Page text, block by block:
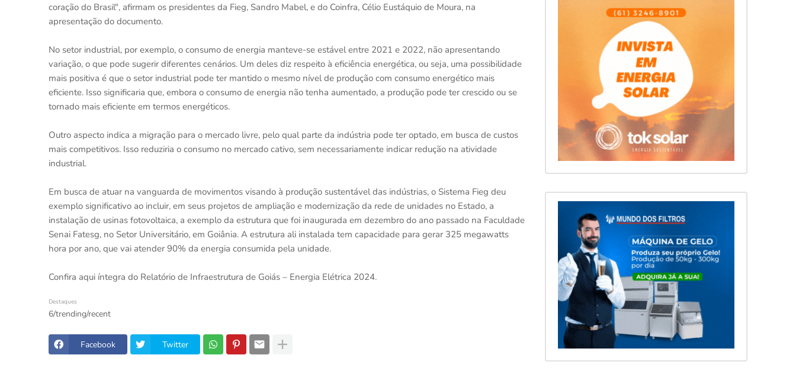
coração do Brasil", afirmam os presidentes da Fieg, Sandro Mabel, e do Coinfra, Célio Eustáquio de Moura, na
apresentação do documento.
No setor industrial, por exemplo, o consumo de energia manteve-se estável entre 2021 e 2022, não apresentando
variação, o que pode sugerir diferentes cenários. Um deles diz respeito à eficiência energética, ou seja, uma possibilidade
mais positiva é que o setor industrial pode ter mantido o mesmo nível de produção com consumo energético mais
eficiente. Isso significaria que, embora o consumo de energia não tenha aumentado, a produção pode ter crescido ou se
tornado mais eficiente em termos energéticos.
Outro aspecto indica a migração para o mercado livre, pelo qual parte da indústria pode ter optado, em busca de custos
mais competitivos. Isso reduziria o consumo no mercado cativo, sem necessariamente indicar redução na atividade
industrial.
Em busca de atuar na vanguarda de movimentos visando à produção sustentável das indústrias, o Sistema Fieg deu
exemplo significativo ao incluir, em seus projetos de ampliação e modernização da rede de unidades no Estado, a
instalação de usinas fotovoltaica, a exemplo da estrutura que foi inaugurada em dezembro do ano passado na Faculdade
Senai Fatesg, no Setor Universitário, em Goiânia. A estrutura ali instalada tem capacidade para gerar 325 megawatts
hora por ano, que vai atender 90% da energia consumida pela unidade.
Confira aqui íntegra do Relatório de Infraestrutura de Goiás – Energia Elétrica 2024.
Destaques
6/trending/recent
Facebook Twitter